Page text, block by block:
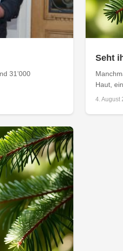
31’000
Seht
Haut,
4. August